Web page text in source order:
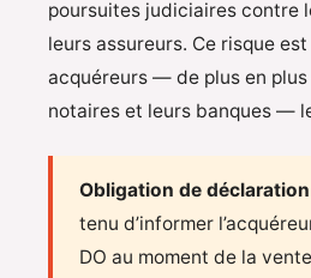
poursuites judiciaires contre
leurs assureurs. Ce risque
acquéreurs — de plus en
notaires et leurs banques —
Obligation de
tenu d’informer
DO au moment de la